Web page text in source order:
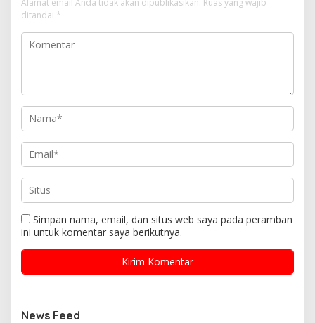
Alamat email Anda tidak akan dipublikasikan. Ruas yang wajib
ditandai *
Simpan nama, email, dan situs web saya pada peramban
ini untuk komentar saya berikutnya.
News Feed